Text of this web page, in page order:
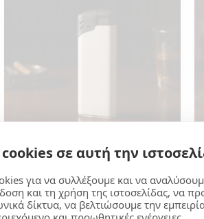
Διαφημιστικός Αναπτήρας
802801
Αναπτήρας Ηλεκτρονικός,
σε αυτή την
για να συλλέξουμε και να
και τη χρήση της ιστοσελίδας, να
δίκτυα, να βελτιώσουμε την